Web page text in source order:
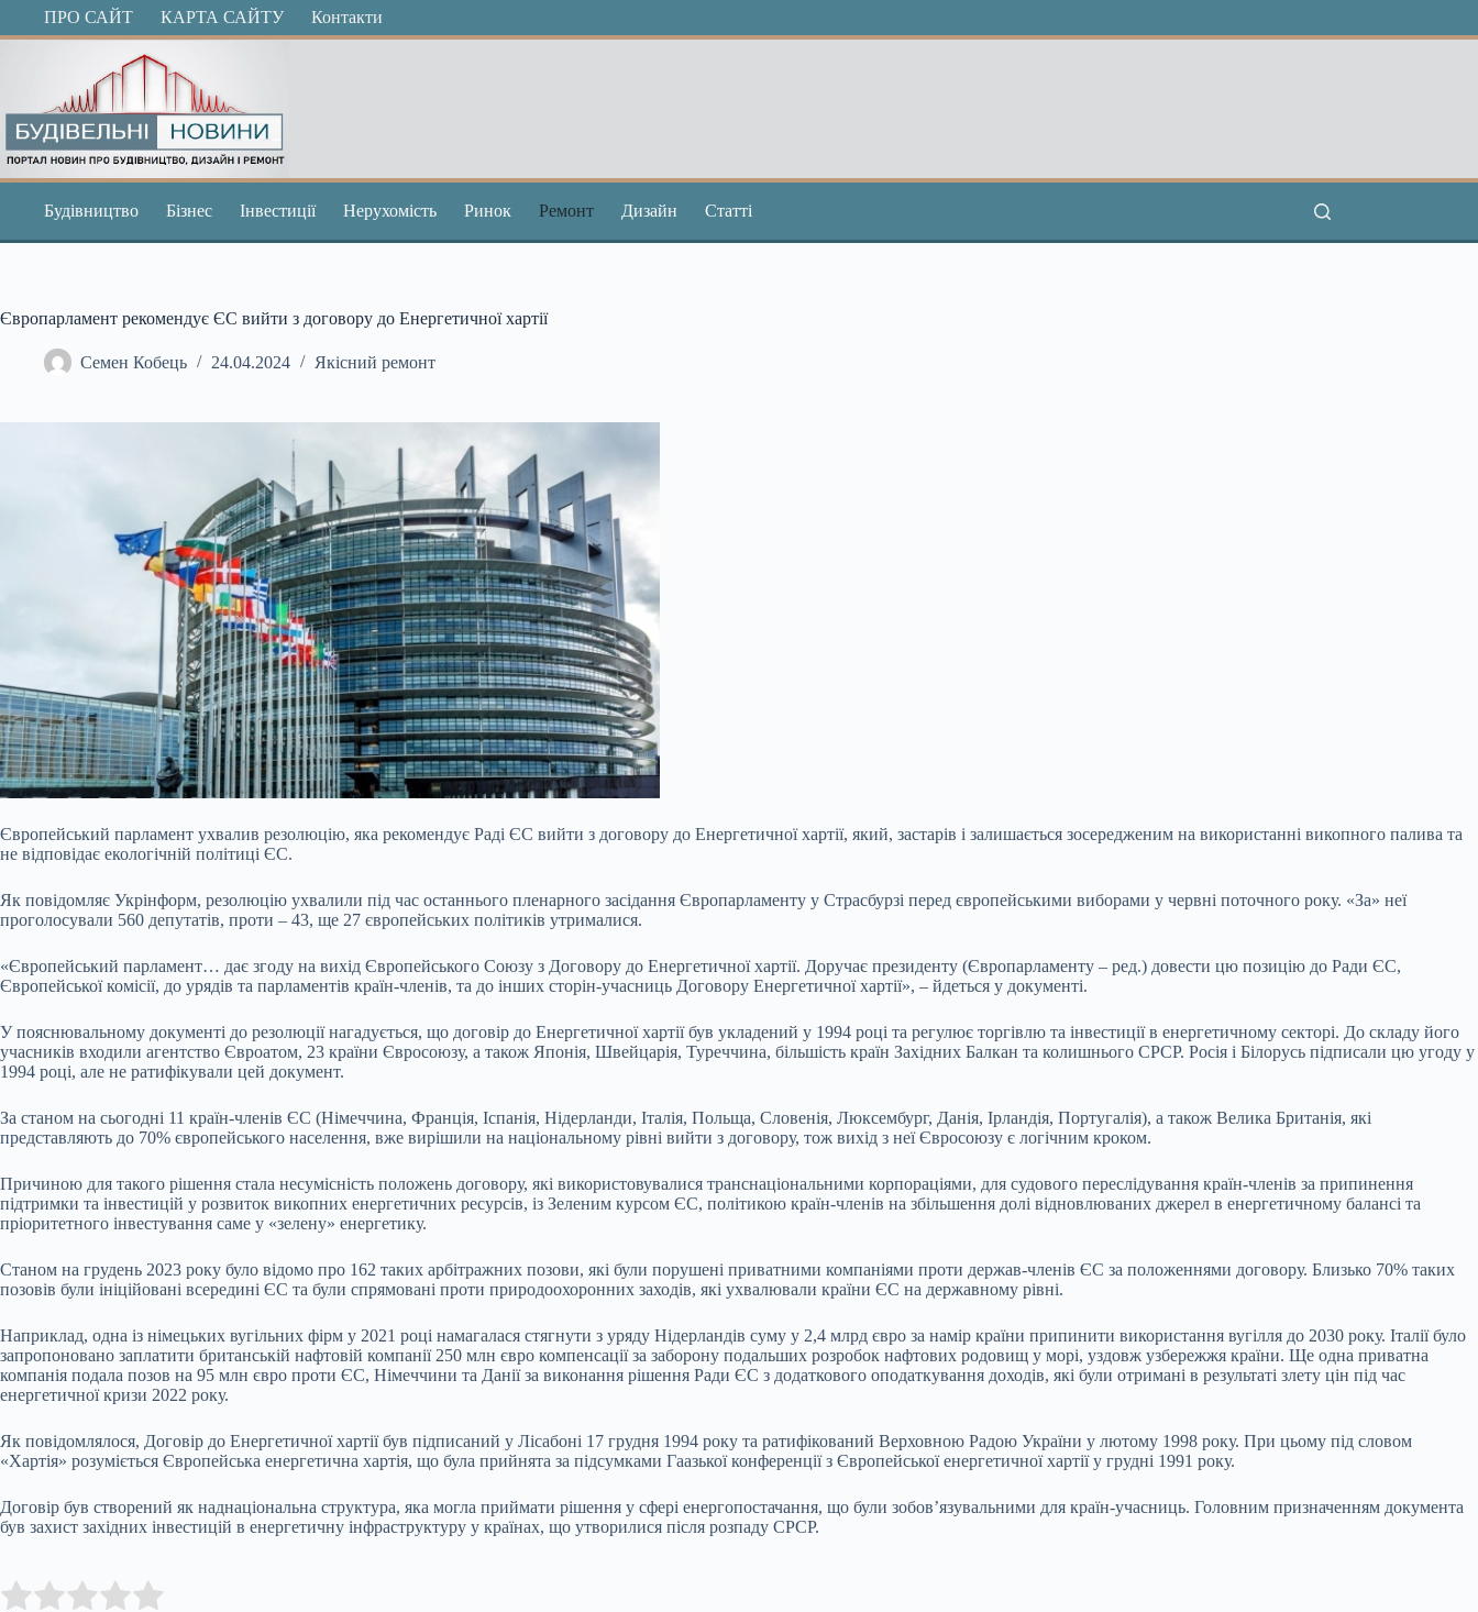
ПерейтиПРО САЙТ КАРТА САЙТУ Контакти
Будівництво Бізнес Інвестиції Нерухомість Ринок Ремонт Дизайн Статті
Європарламент рекомендує ЄС вийти з договору до Енергетичної хартії
Семен Кобець 24.04.2024 Якісний ремонт
Європейський парламент ухвалив резолюцію, яка рекомендує Раді ЄС вийти з договору до Енергетичної хартії, який, застарів і залишається зосередженим на використанні викопного палива та
не відповідає екологічній політиці ЄС.
Як повідомляє Укрінформ, резолюцію ухвалили під час останнього пленарного засідання Європарламенту у Страсбурзі перед європейськими виборами у червні поточного року. «За» неї
проголосували 560 депутатів, проти – 43, ще 27 європейських політиків утрималися.
«Європейський парламент… дає згоду на вихід Європейського Союзу з Договору до Енергетичної хартії. Доручає президенту (Європарламенту – ред.) довести цю позицію до Ради ЄС,
Європейської комісії, до урядів та парламентів країн-членів, та до інших сторін-учасниць Договору Енергетичної хартії», – йдеться у документі.
У пояснювальному документі до резолюції нагадується, що договір до Енергетичної хартії був укладений у 1994 році та регулює торгівлю та інвестиції в енергетичному секторі. До складу його
учасників входили агентство Євроатом, 23 країни Євросоюзу, а також Японія, Швейцарія, Туреччина, більшість країн Західних Балкан та колишнього СРСР. Росія і Білорусь підписали цю угоду у
1994 році, але не ратифікували цей документ.
За станом на сьогодні 11 країн-членів ЄС (Німеччина, Франція, Іспанія, Нідерланди, Італія, Польща, Словенія, Люксембург, Данія, Ірландія, Португалія), а також Велика Британія, які
представляють до 70% європейського населення, вже вирішили на національному рівні вийти з договору, тож вихід з неї Євросоюзу є логічним кроком.
Причиною для такого рішення стала несумісність положень договору, які використовувалися транснаціональними корпораціями, для судового переслідування країн-членів за припинення
підтримки та інвестицій у розвиток викопних енергетичних ресурсів, із Зеленим курсом ЄС, політикою країн-членів на збільшення долі відновлюваних джерел в енергетичному балансі та
пріоритетного інвестування саме у «зелену» енергетику.
Станом на грудень 2023 року було відомо про 162 таких арбітражних позови, які були порушені приватними компаніями проти держав-членів ЄС за положеннями договору. Близько 70% таких
позовів були ініційовані всередині ЄС та були спрямовані проти природоохоронних заходів, які ухвалювали країни ЄС на державному рівні.
Наприклад, одна із німецьких вугільних фірм у 2021 році намагалася стягнути з уряду Нідерландів суму у 2,4 млрд євро за намір країни припинити використання вугілля до 2030 року. Італії було
запропоновано заплатити британській нафтовій компанії 250 млн євро компенсації за заборону подальших розробок нафтових родовищ у морі, уздовж узбережжя країни. Ще одна приватна
компанія подала позов на 95 млн євро проти ЄС, Німеччини та Данії за виконання рішення Ради ЄС з додаткового оподаткування доходів, які були отримані в результаті злету цін під час
енергетичної кризи 2022 року.
Як повідомлялося, Договір до Енергетичної хартії був підписаний у Лісабоні 17 грудня 1994 року та ратифікований Верховною Радою України у лютому 1998 року. При цьому під словом
«Хартія» розуміється Європейська енергетична хартія, що була прийнята за підсумками Гаазької конференції з Європейської енергетичної хартії у грудні 1991 року.
Договір був створений як наднаціональна структура, яка могла приймати рішення у сфері енергопостачання, що були зобов’язувальними для країн-учасниць. Головним призначенням документа
був захист західних інвестицій в енергетичну інфраструктуру у країнах, що утворилися після розпаду СРСР.
Rate this item: